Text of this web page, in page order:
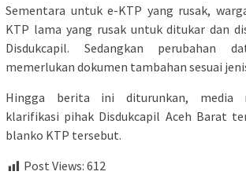
Sementara untuk e-KTP yang rusak,
KTP lama yang rusak untuk ditukar dan
Disdukcapil. Sedangkan perubahan
memerlukan dokumen tambahan sesuai
Hingga berita ini diturunkan, media
klarifikasi pihak Disdukcapil Aceh Barat
blanko KTP tersebut.
Post Views: 612